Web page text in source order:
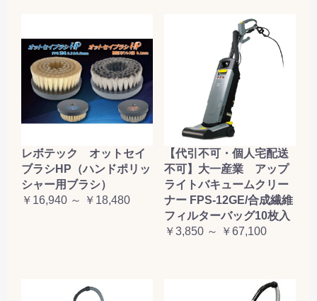
レボテック オットセイ
ブラシHP（ハンドポリッ
シャー用ブラシ）
￥16,940 ～ ￥18,480
【代引不可・個人宅配送
不可】大一産業 アップ
ライトバキュームクリー
ナー FPS-12GE/合成繊維
フィルターバッグ10枚入
￥3,850 ～ ￥67,100